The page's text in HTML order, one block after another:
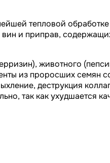
тепловой
и приправ,
животного
из проросших семян
деструкция
так как ухудшается